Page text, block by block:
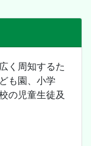
く周知するた
も園、小学
の児童生徒及